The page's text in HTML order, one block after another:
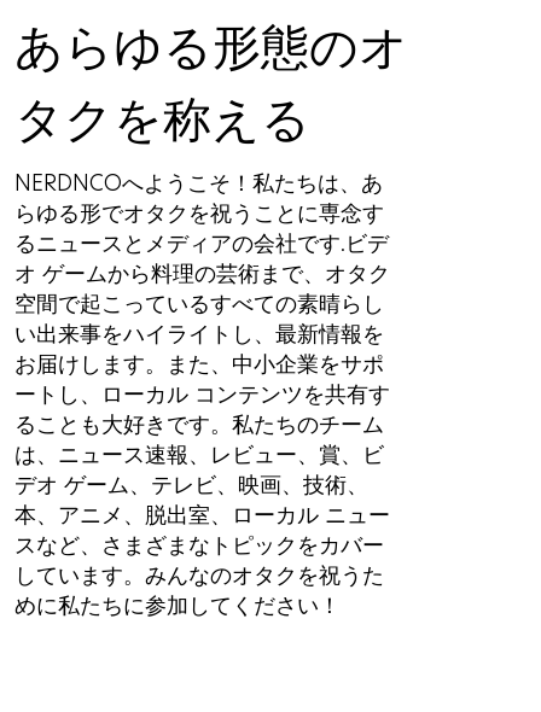
あらゆる形態のオ
タクを称える
NERDNCOへようこそ！私たちは、あ
らゆる形でオタクを祝うことに専念す
るニュースとメディアの会社です.ビデ
オ ゲームから料理の芸術まで、オタク
空間で起こっているすべての素晴らし
い出来事をハイライトし、最新情報を
お届けします。また、中小企業をサポ
ートし、ローカル コンテンツを共有す
ることも大好きです。私たちのチーム
は、ニュース速報、レビュー、賞、ビ
デオ ゲーム、テレビ、映画、技術、
本、アニメ、脱出室、ローカル ニュー
スなど、さまざまなトピックをカバー
しています。みんなのオタクを祝うた
めに私たちに参加してください！